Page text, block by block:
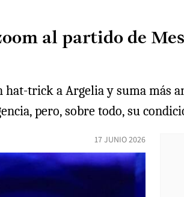
al partido de
trick a Argelia y suma más
pero, sobre todo, su
17 JUNIO 2026